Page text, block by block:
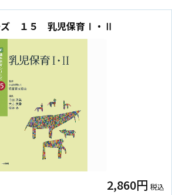
ズ １５ 乳児保育Ⅰ・Ⅱ
2,860円 税込